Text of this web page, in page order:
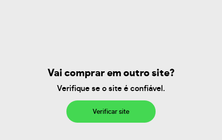
Vai comprar em outro site?
Verifique se o site é confiável.
Verificar site